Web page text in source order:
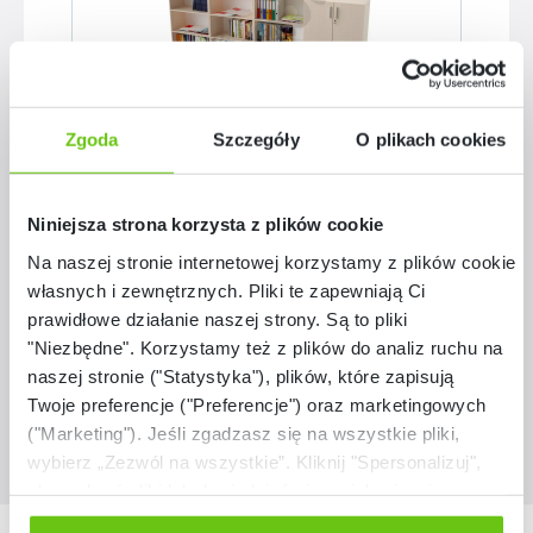
Zgoda Szczegóły O plikach cookies
Niniejsza strona korzysta z plików cookie
Na naszej stronie internetowej korzystamy z plików cookie:
własnych i zewnętrznych. Pliki te zapewniają Ci
prawidłowe działanie naszej strony. Są to pliki
"Niezbędne". Korzystamy też z plików do analiz ruchu na
naszej stronie ("Statystyka"), plików, które zapisują
Twoje preferencje ("Preferencje") oraz marketingowych
("Marketing"). Jeśli zgadzasz się na wszystkie pliki,
wybierz „Zezwól na wszystkie”. Kliknij "Spersonalizuj",
Odmów zgody poprzez przycisk „Odmowa”. Wtedy
Kod produktu: ZEST5900
3 199,60 zł